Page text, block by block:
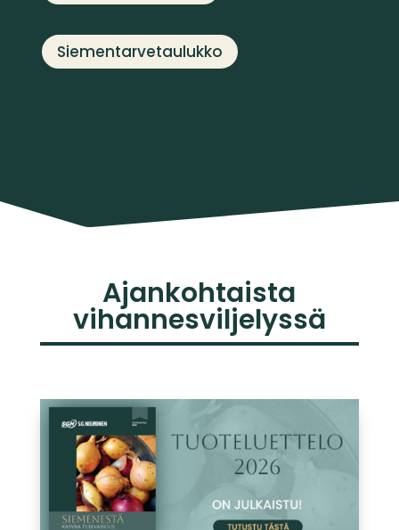
Siementarvetaulukko
Ajankohtaista
vihannesviljelyssä